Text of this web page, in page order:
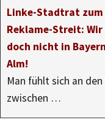
Linke-Stadtrat zum
Reklame-Streit:
doch nicht in
Alm!
Man fühlt sich an
zwischen …